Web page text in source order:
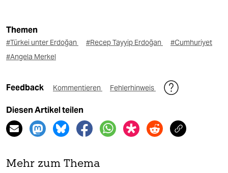
Themen
#Türkei unter Erdoğan #Recep Tayyip Erdoğan
#Cumhuriyet
#Angela Merkel
Feedback Kommentieren Fehlerhinweis
Diesen Artikel teilen
Mehr zum Thema